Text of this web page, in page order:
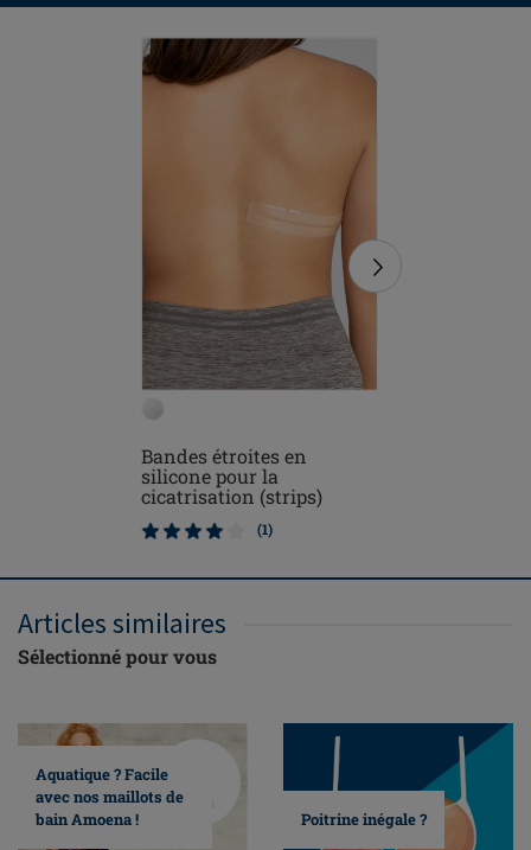
Bandes étroites en
silicone pour la
cicatrisation (strips)
(1)
Articles similaires
Sélectionné pour vous
Aquatique ? Facile
avec nos maillots de
bain Amoena !
Poitrine inégale ?